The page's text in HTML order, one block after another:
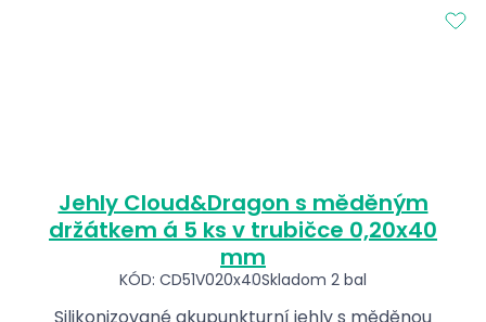
Jehly Cloud&Dragon s měděným
držátkem á 5 ks v trubičce 0,20x40
mm
KÓD: CD51V020x40Skladom 2 bal